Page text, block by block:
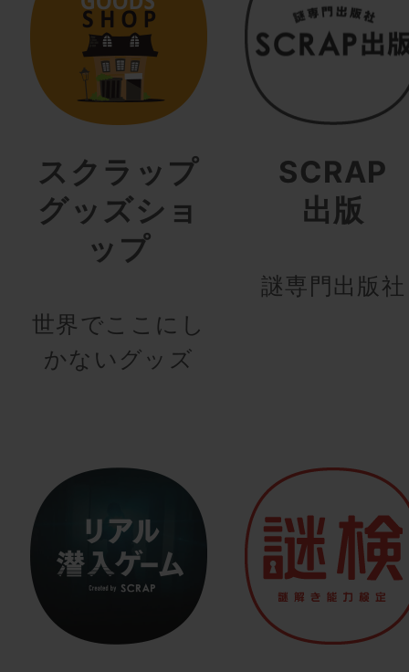
スクラップ
グッズショ
ップ
世界でここにし
かないグッズ
SCRAP
出版
謎専門出版社